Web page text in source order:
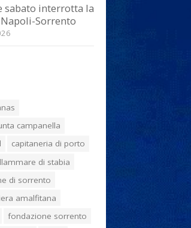
sabato interrotta la
Napoli-Sorrento
campanella
capitaneria di porto
di stabia
di sorrento
amalfitana
fondazione sorrento